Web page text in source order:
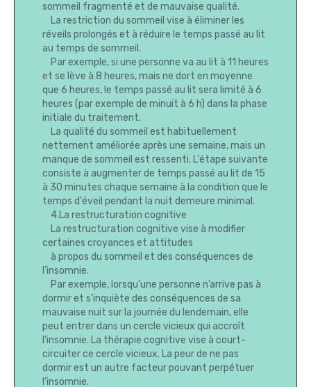
sommeil fragmenté et de mauvaise qualité.
La restriction du sommeil vise à éliminer les
réveils prolongés et à réduire le temps passé au lit
au temps de sommeil.
Par exemple, si une personne va au lit à 11 heures
et se lève à 8 heures, mais ne dort en moyenne
que 6 heures, le temps passé au lit sera limité à 6
heures (par exemple de minuit à 6 h) dans la phase
initiale du traitement.
La qualité du sommeil est habituellement
nettement améliorée après une semaine, mais un
manque de sommeil est ressenti. L'étape suivante
consiste à augmenter de temps passé au lit de 15
à 30 minutes chaque semaine à la condition que le
temps d'éveil pendant la nuit demeure minimal.
4.La restructuration cognitive
La restructuration cognitive vise à modifier
certaines croyances et attitudes
à propos du sommeil et des conséquences de
l’insomnie.
Par exemple, lorsqu’une personne n’arrive pas à
dormir et s’inquiète des conséquences de sa
mauvaise nuit sur la journée du lendemain, elle
peut entrer dans un cercle vicieux qui accroît
l'insomnie. La thérapie cognitive vise à court-
circuiter ce cercle vicieux. La peur de ne pas
dormir est un autre facteur pouvant perpétuer
l’insomnie.